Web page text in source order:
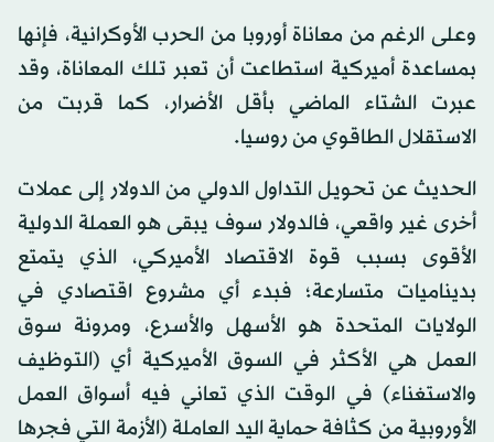
وعلى الرغم من معاناة أوروبا من الحرب الأوكرانية، فإنها
بمساعدة أميركية استطاعت أن تعبر تلك المعاناة، وقد
عبرت الشتاء الماضي بأقل الأضرار، كما قربت من
الاستقلال الطاقوي من روسيا.
الحديث عن تحويل التداول الدولي من الدولار إلى عملات
أخرى غير واقعي، فالدولار سوف يبقى هو العملة الدولية
الأقوى بسبب قوة الاقتصاد الأميركي، الذي يتمتع
بديناميات متسارعة؛ فبدء أي مشروع اقتصادي في
الولايات المتحدة هو الأسهل والأسرع، ومرونة سوق
العمل هي الأكثر في السوق الأميركية أي (التوظيف
والاستغناء) في الوقت الذي تعاني فيه أسواق العمل
الأوروبية من كثافة حماية اليد العاملة (الأزمة التي فجرها